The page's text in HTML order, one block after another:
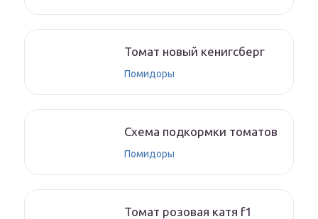
Томат новый кенигсберг
Помидоры
Схема подкормки томатов
Помидоры
Томат розовая катя f1